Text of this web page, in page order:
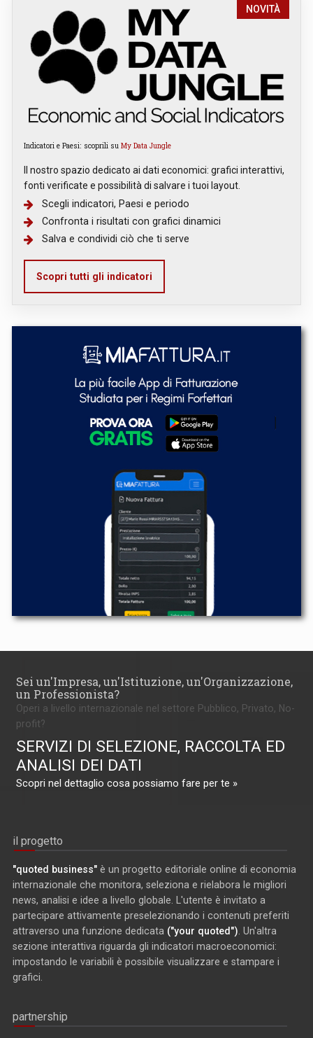
NOVITÀ
Indicatori e Paesi: scoprili su My Data Jungle
Il nostro spazio dedicato ai dati economici: grafici interattivi,
fonti verificate e possibilità di salvare i tuoi layout.
Scegli indicatori, Paesi e periodo
Confronta i risultati con grafici dinamici
Salva e condividi ciò che ti serve
Scopri tutti gli indicatori
Sei un'Impresa, un'Istituzione, un'Organizzazione,
un Professionista?
Operi a livello internazionale nel settore Pubblico, Privato, No-
profit?
SERVIZI DI SELEZIONE, RACCOLTA ED
ANALISI DEI DATI
Scopri nel dettaglio cosa possiamo fare per te »
il progetto
"quoted business" è un progetto editoriale online di economia
internazionale che monitora, seleziona e rielabora le migliori
news, analisi e idee a livello globale. L'utente è invitato a
partecipare attivamente preselezionando i contenuti preferiti
attraverso una funzione dedicata ("your quoted"). Un'altra
sezione interattiva riguarda gli indicatori macroeconomici:
impostando le variabili è possibile visualizzare e stampare i
grafici.
partnership